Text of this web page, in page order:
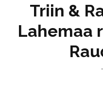
Triin &
Lahemaa